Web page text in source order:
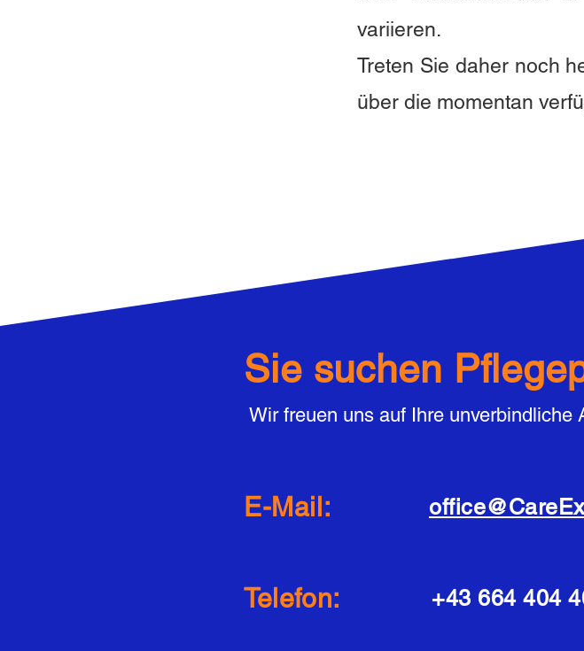
variieren.
Treten Sie daher noch
über die momentan
Sie suchen
Wir freuen uns auf Ihre unverbindliche
E-Mail:
Telefon: +43 664 404